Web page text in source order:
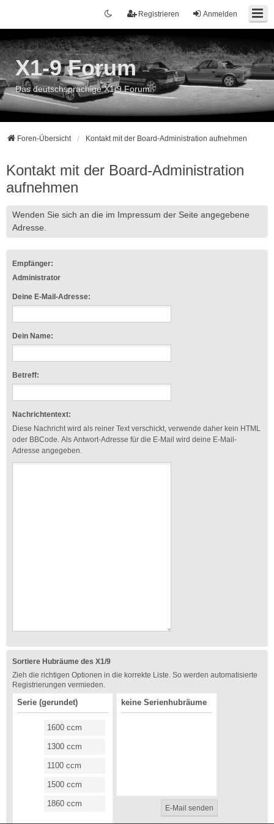
Anmelden
Registrieren
X1-9 Forum
Das deutschsprachige X1/9 Forum
Foren-Übersicht Kontakt mit der Board-Administration aufnehmen
Kontakt mit der Board-Administration
aufnehmen
Wenden Sie sich an die im Impressum der Seite angegebene
Adresse.
Empfänger:
Administrator
Deine E-Mail-Adresse:
Dein Name:
Betreff:
Nachrichtentext:
Diese Nachricht wird als reiner Text verschickt, verwende daher kein HTML
oder BBCode. Als Antwort-Adresse für die E-Mail wird deine E-Mail-
Adresse angegeben.
Sortiere Hubräume des X1/9
Zieh die richtigen Optionen in die korrekte Liste. So werden automatisierte
Registrierungen vermieden.
Serie (gerundet)
1600 ccm
1300 ccm
1100 ccm
1500 ccm
1860 ccm
keine Serienhubräume